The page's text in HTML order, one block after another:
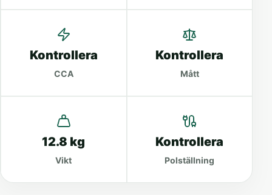
Kontrollera
CCA
Kontrollera
Mått
12.8 kg
Vikt
Kontrollera
Polställning